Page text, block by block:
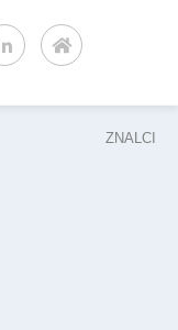
ZNALCI